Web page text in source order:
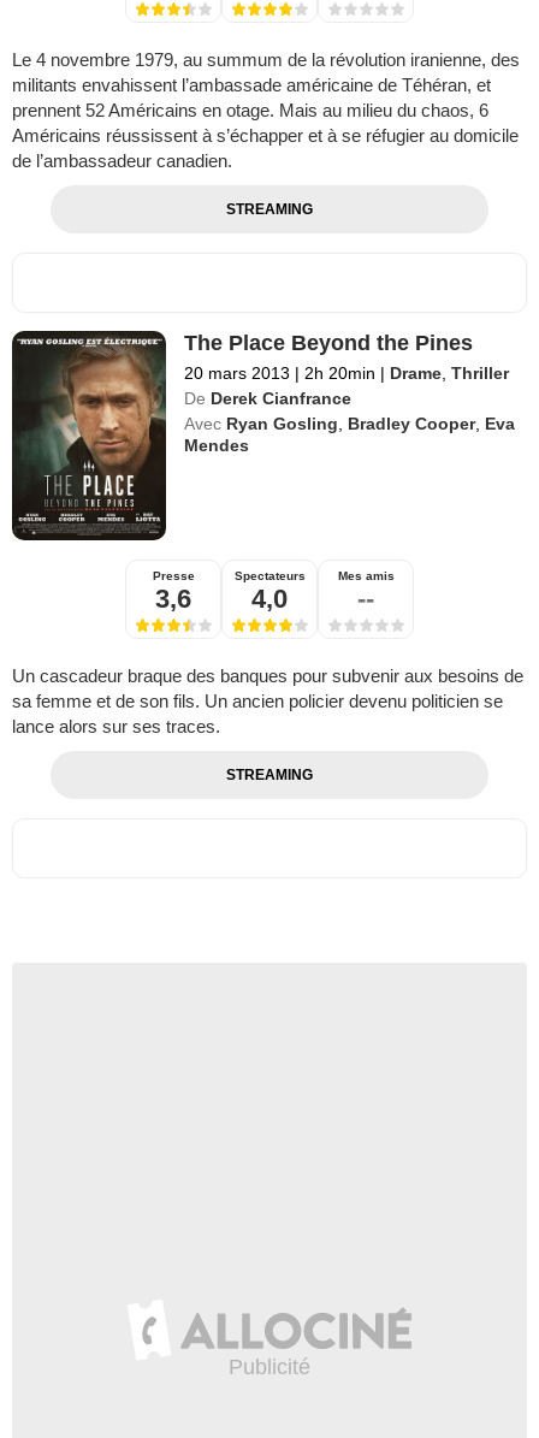
Le 4 novembre 1979, au summum de la révolution iranienne, des
militants envahissent l’ambassade américaine de Téhéran, et
prennent 52 Américains en otage. Mais au milieu du chaos, 6
Américains réussissent à s’échapper et à se réfugier au domicile
de l’ambassadeur canadien.
STREAMING
The Place Beyond the Pines
20 mars 2013 | 2h 20min | Drame ,Thriller
De Derek Cianfrance
Avec Ryan Gosling Bradley Cooper, Eva
Mendes
Presse
3,6
Spectateurs
4,0
Mes amis
--
Un cascadeur braque des banques pour subvenir aux besoins de
sa femme et de son fils. Un ancien policier devenu politicien se
lance alors sur ses traces.
STREAMING